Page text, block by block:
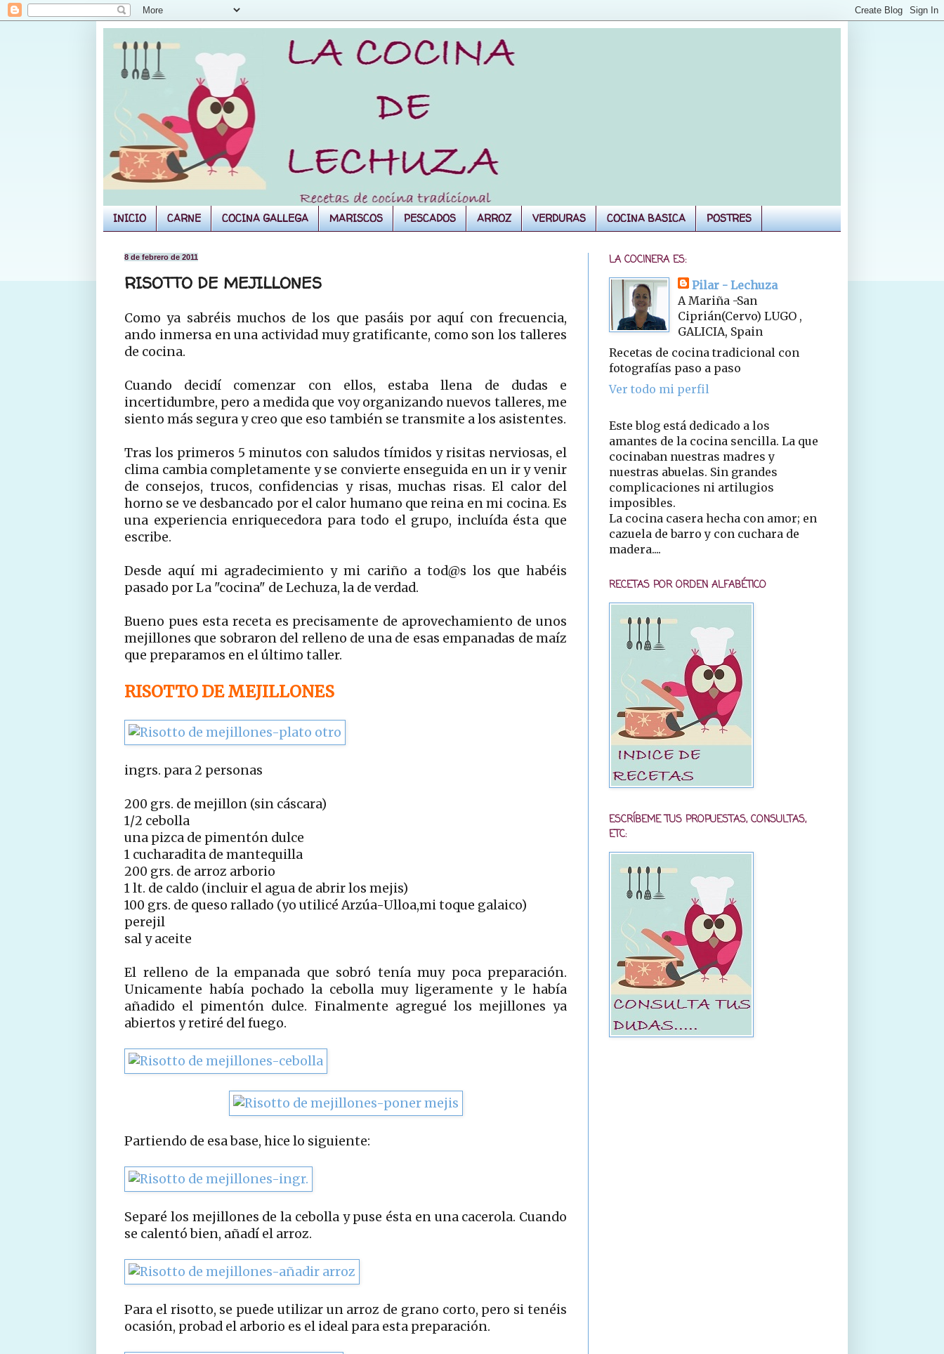
INICIO CARNE COCINA GALLEGA MARISCOS PESCADOS ARROZ VERDURAS COCINA BASICA POSTRES
8 de febrero de 2011
RISOTTO DE MEJILLONES
Como ya sabréis muchos de los que pasáis por aquí con frecuencia,
ando inmersa en una actividad muy gratificante, como son los talleres
de cocina.
Cuando decidí comenzar con ellos, estaba llena de dudas e
incertidumbre, pero a medida que voy organizando nuevos talleres, me
siento más segura y creo que eso también se transmite a los asistentes.
Tras los primeros 5 minutos con saludos tímidos y risitas nerviosas, el
clima cambia completamente y se convierte enseguida en un ir y venir
de consejos, trucos, confidencias y risas, muchas risas. El calor del
horno se ve desbancado por el calor humano que reina en mi cocina. Es
una experiencia enriquecedora para todo el grupo, incluída ésta que
escribe.
Desde aquí mi agradecimiento y mi cariño a tod@s los que habéis
pasado por La "cocina" de Lechuza, la de verdad.
Bueno pues esta receta es precisamente de aprovechamiento de unos
mejillones que sobraron del relleno de una de esas empanadas de maíz
que preparamos en el último taller.
RISOTTO DE MEJILLONES
ingrs. para 2 personas
200 grs. de mejillon (sin cáscara)
1/2 cebolla
una pizca de pimentón dulce
1 cucharadita de mantequilla
200 grs. de arroz arborio
1 lt. de caldo (incluir el agua de abrir los mejis)
100 grs. de queso rallado (yo utilicé Arzúa-Ulloa,mi toque galaico)
perejil
sal y aceite
El relleno de la empanada que sobró tenía muy poca preparación.
Unicamente había pochado la cebolla muy ligeramente y le había
añadido el pimentón dulce. Finalmente agregué los mejillones ya
abiertos y retiré del fuego.
Partiendo de esa base, hice lo siguiente:
Separé los mejillones de la cebolla y puse ésta en una cacerola. Cuando
se calentó bien, añadí el arroz.
Para el risotto, se puede utilizar un arroz de grano corto, pero si tenéis
ocasión, probad el arborio es el ideal para esta preparación.
LA COCINERA ES:
Pilar - Lechuza
A Mariña -San
Ciprián(Cervo) LUGO ,
GALICIA, Spain
Recetas de cocina tradicional con
fotografías paso a paso
Ver todo mi perfil
Este blog está dedicado a los
amantes de la cocina sencilla. La que
cocinaban nuestras madres y
nuestras abuelas. Sin grandes
complicaciones ni artilugios
imposibles.
La cocina casera hecha con amor; en
cazuela de barro y con cuchara de
madera....
RECETAS POR ORDEN ALFABÉTICO
ESCRÍBEME TUS PROPUESTAS, CONSULTAS,
ETC: